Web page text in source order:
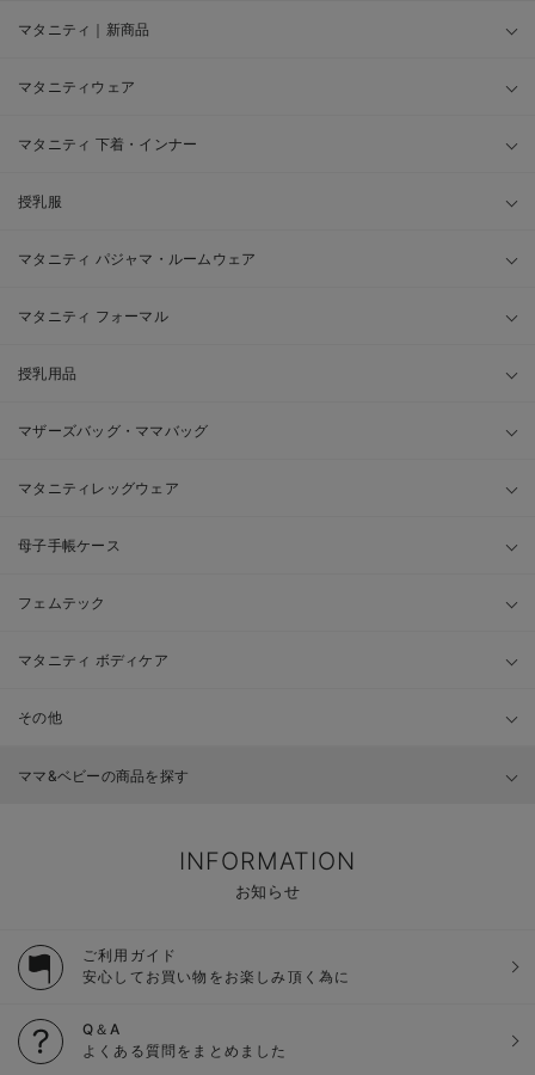
マタニティ｜新商品
マタニティウェア
マタニティ 下着・インナー
授乳服
マタニティ パジャマ・ルームウェア
マタニティ フォーマル
授乳用品
マザーズバッグ・ママバッグ
マタニティレッグウェア
母子手帳ケース
フェムテック
マタニティ ボディケア
その他
ママ&ベビーの商品を探す
INFORMATION
お知らせ
ご利用ガイド
安心してお買い物をお楽しみ頂く為に
Q＆A
よくある質問をまとめました